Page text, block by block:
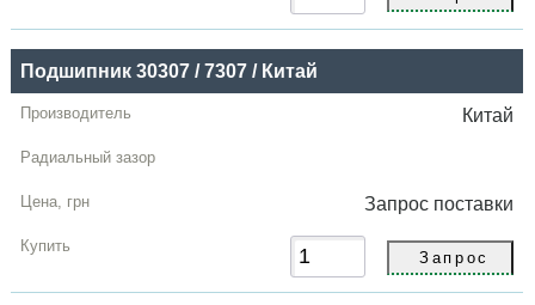
Подшипник 30307 / 7307 / Китай
Китай
Запрос поставки